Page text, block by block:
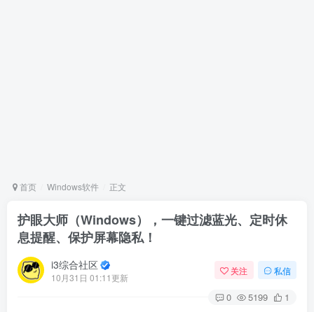
首页 Windows软件 正文
护眼大师（Windows），一键过滤蓝光、定时休
息提醒、保护屏幕隐私！
i3综合社区
10月31日 01:11更新
关注 私信
0 5199 1